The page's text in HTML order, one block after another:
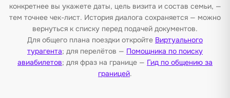
конкретнее вы укажете даты, цель визита и состав семьи, —
тем точнее чек-лист. История диалога сохраняется — можно
вернуться к списку перед подачей документов.
Для общего плана поездки откройте Виртуального
турагента; для перелётов — Помощника по поиску
авиабилетов; для фраз на границе — Гид по общению за
границей.